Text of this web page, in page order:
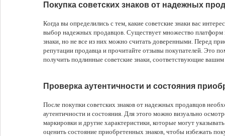
Покупка советских знаков от надежных
Когда вы определились с тем, какие советские знаки вас
выбор надежных продавцов. Существует множество платформ
знаки, но не все из них можно считать доверенными. Перед
репутации продавца и прочитайте отзывы покупателей. Это
получить подлинные советские знаки, соответствующие
Проверка аутентичности и состояния
После покупки советских знаков от надежных продавцов
аутентичности и состояния. Для этого можно визуально
маркировки и другие характеристики, которые могут
оценить состояние приобретенных знаков, чтобы избежать